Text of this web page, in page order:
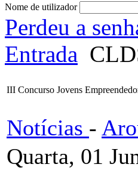
Nome de utilizador
Perdeu a
Entrada
III Concurso Jovens
Notícias -
Quarta, 01